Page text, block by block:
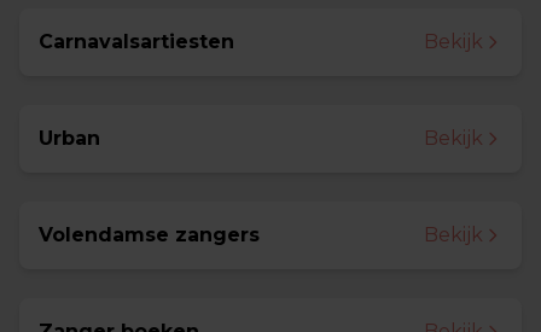
Carnavalsartiesten Bekijk
Urban Bekijk
Volendamse zangers Bekijk